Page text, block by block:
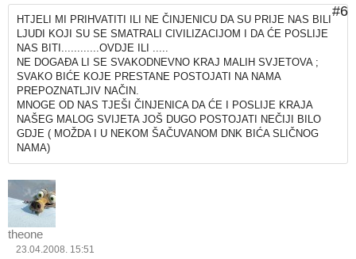
#6
HTJELI MI PRIHVATITI ILI NE ČINJENICU DA SU PRIJE NAS BILI
LJUDI KOJI SU SE SMATRALI CIVILIZACIJOM I DA ĆE POSLIJE
NAS BITI............OVDJE ILI .....
NE DOGAĐA LI SE SVAKODNEVNO KRAJ MALIH SVJETOVA ;
SVAKO BIĆE KOJE PRESTANE POSTOJATI NA NAMA
PREPOZNATLJIV NAČIN.
MNOGE OD NAS TJEŠI ČINJENICA DA ĆE I POSLIJE KRAJA
NAŠEG MALOG SVIJETA JOŠ DUGO POSTOJATI NEČIJI BILO
GDJE ( MOŽDA I U NEKOM ŠAČUVANOM DNK BIĆA SLIČNOG
NAMA)
theone
23.04.2008. 15:51